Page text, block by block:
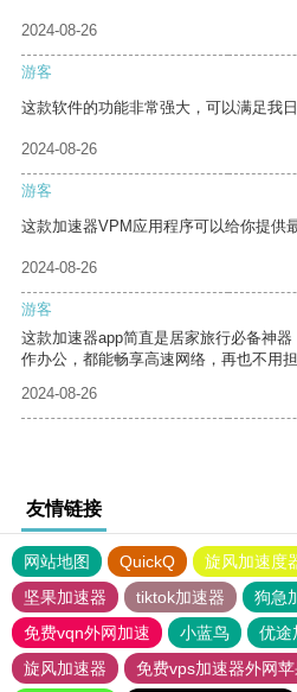
2024-08-26
游客
这款软件的功能非常强大，可以满足我日
2024-08-26
游客
这款加速器VPM应用程序可以给你提供
2024-08-26
游客
这款加速器app简直是居家旅行必备神
作办公，都能畅享高速网络，再也不用担
2024-08-26
友情链接
网站地图 QuickQ 旋风加速度
坚果加速器
tiktok加速器
狗急
免费vqn外网加速
小蓝鸟 优途
旋风加速器
免费vps加速器外网